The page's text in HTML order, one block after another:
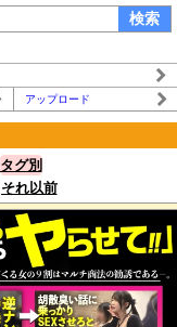
アップロード
タグ別
それ以前